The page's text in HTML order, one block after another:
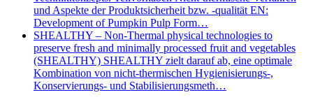
und Aspekte der Produktsicherheit bzw. -qualität EN:
Development of Pumpkin Pulp Form…
SHEALTHY – Non-Thermal physical technologies to
preserve fresh and minimally processed fruit and vegetables
(SHEALTHY) SHEALTHY zielt darauf ab, eine optimale
Kombination von nicht-thermischen Hygienisierungs-,
Konservierungs- und Stabilisierungsmeth…